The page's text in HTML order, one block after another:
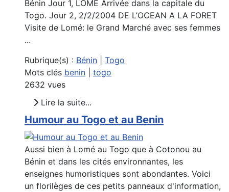
Bénin Jour 1, LOME Arrivée dans la capitale du
Togo. Jour 2, 2/2/2004 DE L’OCEAN A LA FORET
Visite de Lomé: le Grand Marché avec ses femmes
...
Rubrique(s) : Bénin
Togo
Mots clés benin
togo
2632 vues
Lire la suite...
Humour au Togo et au Benin
Aussi bien à Lomé au Togo que à Cotonou au
Bénin et dans les cités environnantes, les
enseignes humoristiques sont abondantes. Voici
un florilèges de ces petits panneaux d'information,